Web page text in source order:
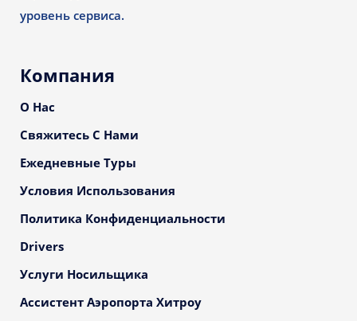
уровень сервиса.
Компания
О Нас
Свяжитесь С Нами
Ежедневные Туры
Условия Использования
Политика Конфиденциальности
Drivers
Услуги Носильщика
Ассистент Аэропорта Хитроу